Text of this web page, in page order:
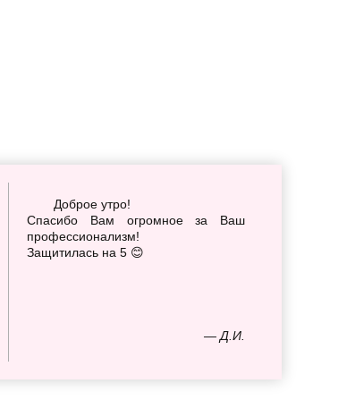
— Д.И.
Доброе утро!
Спасибо Вам огромное за Ваш
профессионализм!
Защитилась на 5 😊